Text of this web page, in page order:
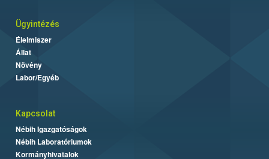
Ügyintézés
Élelmiszer
Állat
Növény
Labor/Egyéb
Kapcsolat
Nébih Igazgatóságok
Nébih Laboratóriumok
Kormányhivatalok